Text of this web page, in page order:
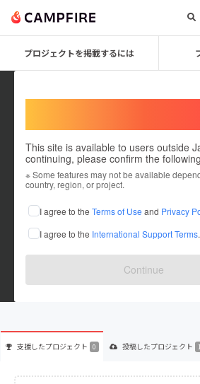
プロジェクトを掲載するには
This site is available to users outside
continuing, please confirm the
※ Some features may not be available
country, region, or project.
I agree to the Terms of Use and Privacy
I agree to the International Support Terms.
Continue
pairs
これまでに1件のプロジェクトを投稿して
在住国：日本 現在地：静岡県
出身国：日本 出身地：静岡県
静岡県富士市に拠点をおき 出張型カーコーテ
店を経営してます。
支援したプロジェクト 0 投稿したプロジェクト 1